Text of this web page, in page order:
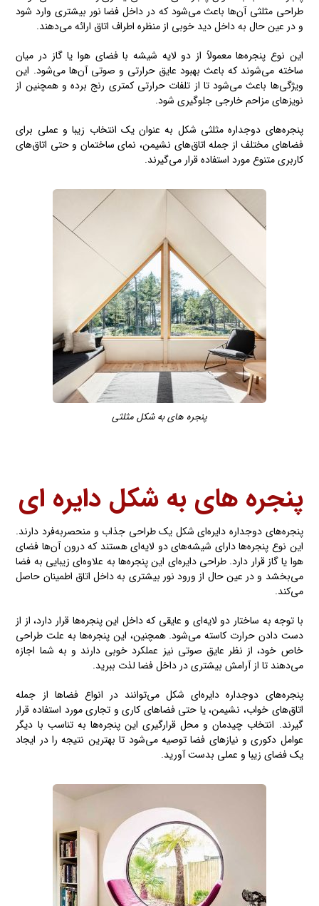
طراحی مثلثی آن‌ها باعث می‌شود که در داخل فضا نور بیشتری وارد شود
و در عین حال به داخل دید خوبی از منظره اطراف اتاق ارائه می‌دهند.
این نوع پنجره‌ها معمولاً از دو لایه شیشه با فضای هوا یا گاز در میان
ساخته می‌شوند که باعث بهبود عایق حرارتی و صوتی آن‌ها می‌شود. این
ویژگی‌ها باعث می‌شود تا از تلفات حرارتی کمتری رنج برده و همچنین از
نویزهای مزاحم خارجی جلوگیری شود.
پنجره‌های دوجداره مثلثی شکل به عنوان یک انتخاب زیبا و عملی برای
فضاهای مختلف از جمله اتاق‌های نشیمن، نمای ساختمان و حتی اتاق‌های
کاربری متنوع مورد استفاده قرار می‌گیرند.
پنجره های به شکل مثلثی
پنجره های به شکلدایره ای
پنجره‌های دوجداره دایره‌ای شکل یک طراحی جذاب و منحصربه‌فرد دارند.
این نوع پنجره‌ها دارای شیشه‌های دو لایه‌ای هستند که درون آن‌ها فضای
هوا یا گاز قرار دارد. طراحی دایره‌ای این پنجره‌ها به علاوه‌ای زیبایی به فضا
می‌بخشد و در عین حال از ورود نور بیشتری به داخل اتاق اطمینان حاصل
می‌کند.
با توجه به ساختار دو لایه‌ای و عایقی که داخل این پنجره‌ها قرار دارد، از از
دست دادن حرارت کاسته می‌شود. همچنین، این پنجره‌ها به علت طراحی
خاص خود، از نظر عایق صوتی نیز عملکرد خوبی دارند و به شما اجازه
می‌دهند تا از آرامش بیشتری در داخل فضا لذت ببرید.
پنجره‌های دوجداره دایره‌ای شکل می‌توانند در انواع فضاها از جمله
اتاق‌های خواب، نشیمن، یا حتی فضاهای کاری و تجاری مورد استفاده قرار
گیرند. انتخاب چیدمان و محل قرارگیری این پنجره‌ها به تناسب با دیگر
عوامل دکوری و نیازهای فضا توصیه می‌شود تا بهترین نتیجه را در ایجاد
یک فضای زیبا و عملی بدست آورید.